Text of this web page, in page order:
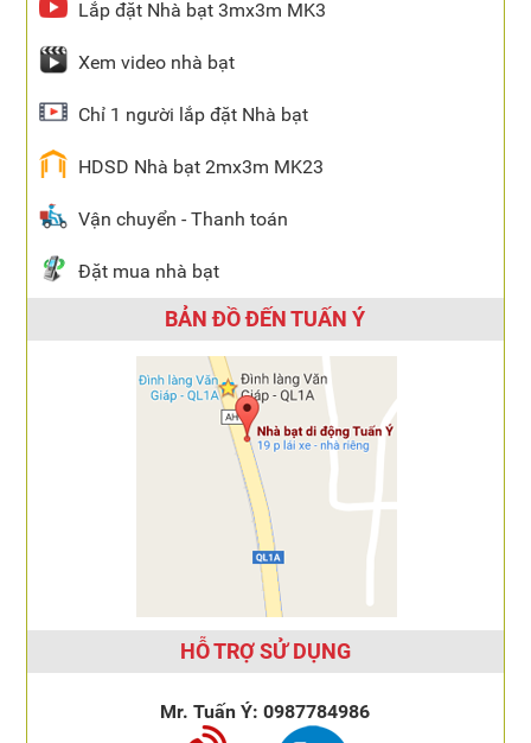
Lắp đặt Nhà bạt 3mx3m MK3
Xem video nhà bạt
Chỉ 1 người lắp đặt Nhà bạt
HDSD Nhà bạt 2mx3m MK23
Vận chuyển - Thanh toán
Đặt mua nhà bạt
BẢN ĐỒ ĐẾN TUẤN Ý
HỖ TRỢ SỬ DỤNG
Mr. Tuấn Ý:0987784986